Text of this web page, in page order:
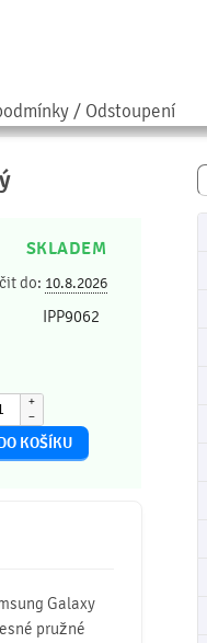
/ Odstoupení
SKLADEM
do: 10.8.2026
IPP9062
+
−
Galaxy
pružné